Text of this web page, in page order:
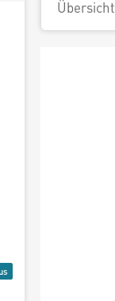
Übersicht